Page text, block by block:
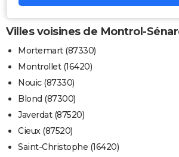
Villes voisines de Montrol-
Mortemart (87330)
Montrollet (16420)
Nouic (87330)
Blond (87300)
Javerdat (87520)
Cieux (87520)
Saint-Christophe (16420)